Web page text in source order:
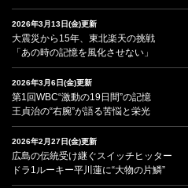
2026年3月13日(金)更新
大震災から15年、東北楽天の挑戦
「あの時の記憶を風化させない」
2026年3月6日(金)更新
第1回WBC“激動の19日間”の記憶
王貞治の“右腕”が語る苦悩と栄光
2026年2月27日(金)更新
広島の伝統受け継ぐスイッチヒッター
ドラ1ルーキー平川蓮に“大物の片鱗”